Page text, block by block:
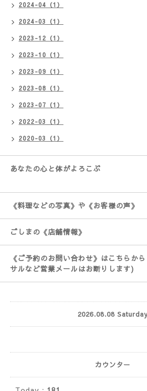
2024-04（1）
2024-03（1）
2023-12（1）
2023-10（1）
2023-09（1）
2023-08（1）
2023-07（1）
2022-03（1）
2020-03（1）
あなたの心と体がよろこ
《料理などの写真》や《お客様の声》
ごしまの《店舗情報》
《ご予約のお問い合わせ》は
サルなど営業メールはお断りします)
2026.08.08
カウンター